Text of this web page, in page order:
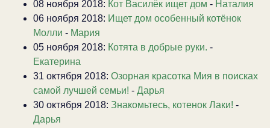
08 ноября 2018: Кот Василёк ищет дом - Наталия
06 ноября 2018: Ищет дом особенный котёнок
Молли - Мария
05 ноября 2018: Котята в добрые руки. -
Екатерина
31 октября 2018: Озорная красотка Мия в поисках
самой лучшей семьи! - Дарья
30 октября 2018: Знакомьтесь, котенок Лаки! -
Дарья